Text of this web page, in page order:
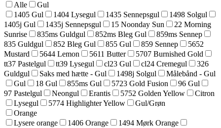
Alle
Gul
1405 Gul
1404 Lysegul 1435 Sennepsgul
1498 Solgul
1405j Gul
1435j Sennepsgul 15 Noonday Sun
22 Morning
Sunrise
835ms Guldgul 852ms Bleg Gul
859ms Sennep
835 Guldgul
852 Bleg Gul 855 Gul 859 Sennep
5652
Mustard
5644 Lemon 5611 Butter
5707 Burnished Gold
tt37 Pastelgul
tt39 Lysegul cl23 Gul cl24 Cremegul
326
Guldgul
Saks med hætte - Gul 1498j Solgul
Målebånd - Gul
Gul
18 Gul 855ms Gul 5723 Gold Fusion
96 Gul
97 Pastelgul
Neongul Erantis 5752 Golden Yellow
Citron
Lysegul
5774 Highlighter Yellow
Gul/Grøn
Orange
Lysere orange
1406 Orange
1494 Mørk Orange